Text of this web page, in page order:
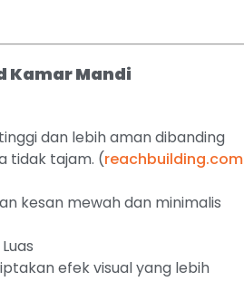
Kamar Mandi
dan lebih aman dibanding
tidak tajam. (reachbuilding.com
kesan mewah dan minimalis
efek visual yang lebih